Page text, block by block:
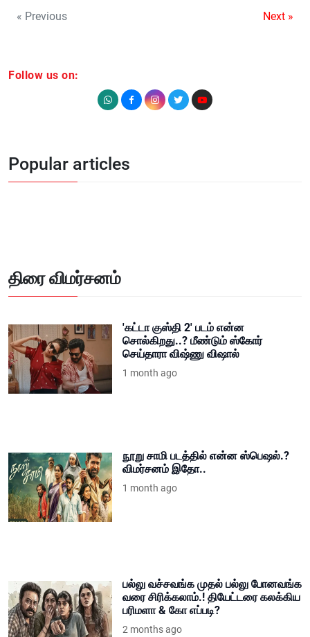
« Previous Next »
Follow us on:
Popular articles
திரை விமர்சனம்
'கட்டா குஸ்தி 2' படம் என்ன
சொல்கிறது..? மீண்டும் ஸ்கோர்
செய்தாரா விஷ்ணு விஷால்
1 month ago
நூறு சாமி படத்தில் என்ன ஸ்பெஷல்.?
விமர்சனம் இதோ..
1 month ago
பல்லு வச்சவங்க முதல் பல்லு போனவங்க
வரை சிரிக்கலாம்.! தியேட்டரை கலக்கிய
பரிமளா & கோ எப்படி?
2 months ago